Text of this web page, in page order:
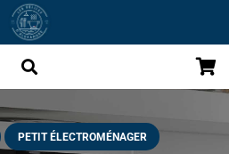
PETIT ÉLECTROMÉNAGER